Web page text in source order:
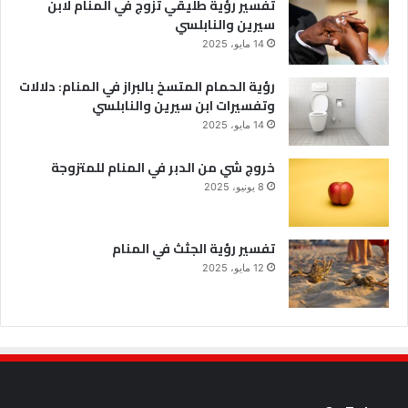
تفسير رؤية طليقي تزوج في المنام لابن
سيرين والنابلسي
14 مايو، 2025
رؤية الحمام المتسخ بالبراز في المنام: دلالات
وتفسيرات ابن سيرين والنابلسي
14 مايو، 2025
خروج شي من الدبر في المنام للمتزوجة
8 يونيو، 2025
تفسير رؤية الجثث في المنام
12 مايو، 2025